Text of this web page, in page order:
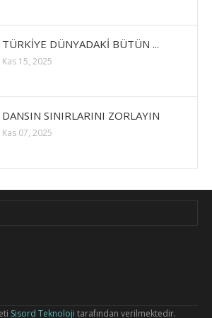
TÜRKİYE DÜNYADAKİ BÜTÜN ...
Kas 15, 2025
DANSIN SINIRLARINI ZORLAYIN
Kas 07, 2025
Sisord Teknoloji tarafından verilmektedir.